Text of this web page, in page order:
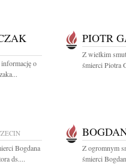
o
PIOTR
Z wielkim
śmierci Piotra
Bogdana
ds....
Z ogromnym
śmierci